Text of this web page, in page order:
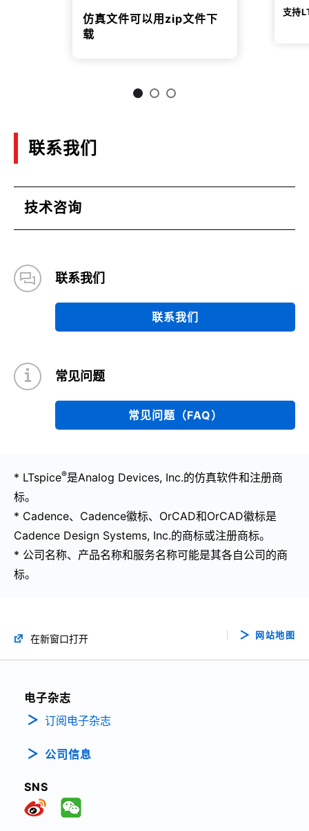
仿真文件可以用zip文件下
载
支持
联系我们
技术咨询
联系我们
联系我们
常见问题
常见问题（FAQ）
* LTspice®是Analog Devices, Inc.的仿真软件和注册商
标。
* Cadence、Cadence徽标、OrCAD和OrCAD徽标是
Cadence Design Systems, Inc.的商标或注册商标。
* 公司名称、产品名称和服务名称可能是其各自公司的商
标。
在新窗口打开 网站地图
电子杂志
订阅电子杂志
公司信息
SNS